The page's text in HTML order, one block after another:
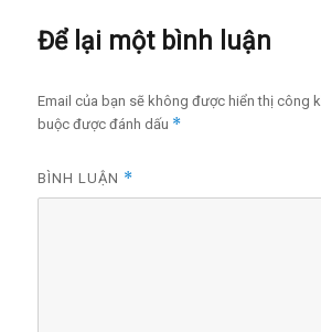
Để lại một bình luận
Email của bạn sẽ không được hiển thị công
buộc được đánh dấu *
BÌNH LUẬN *